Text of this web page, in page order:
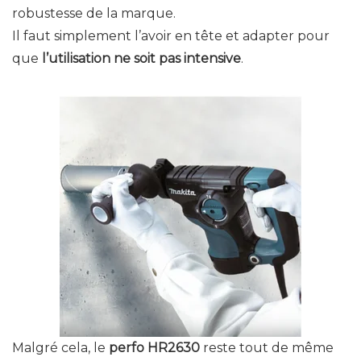
robustesse de la marque.
Il faut simplement l’avoir en tête et adapter pour
que l’utilisation ne soit pas intensive.
Malgré cela, le perfo HR2630 reste tout de même